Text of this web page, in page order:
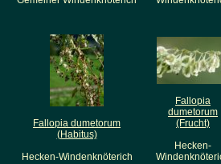
Fallopia dumetorum
(Habitus)
Hecken-Windenknöterich
Fallopia
dumetorum
(Frucht)
Hecken-